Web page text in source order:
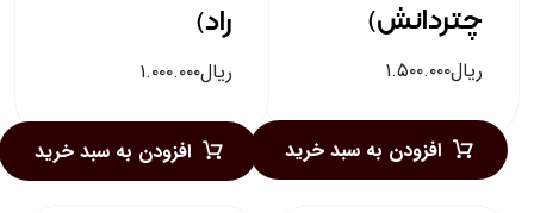
چتردانش)
ریال۱.۵۰۰.۰۰۰
افزودن به سبد خرید
راد)
ریال۱.۰۰۰.۰۰۰
افزودن به سبد خرید